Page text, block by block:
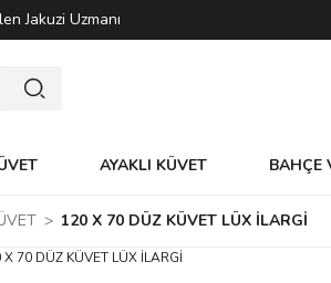
Jakuzi Uzmanı
AYAKLI KÜVET BAHÇE
120 X 70 DÜZ KÜVET LÜX İLARGİ